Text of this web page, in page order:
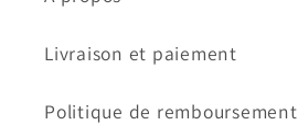
Livraison et paiement
Politique de remboursement